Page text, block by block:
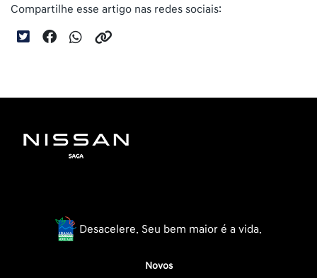
Compartilhe esse artigo nas redes sociais:
Desacelere. Seu bem maior é a vida.
Novos